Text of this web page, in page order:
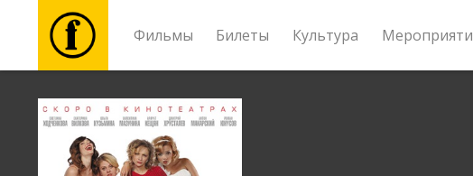
Фильмы Билеты Культура
Фильмы
Билеты